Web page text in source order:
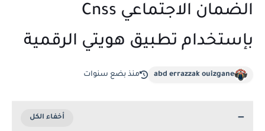
الضمان الاجتماعي Cnss
بإستخدام تطبيق هويتي الرقمية
abd errazzak ouizgane منذ بضع سنوات